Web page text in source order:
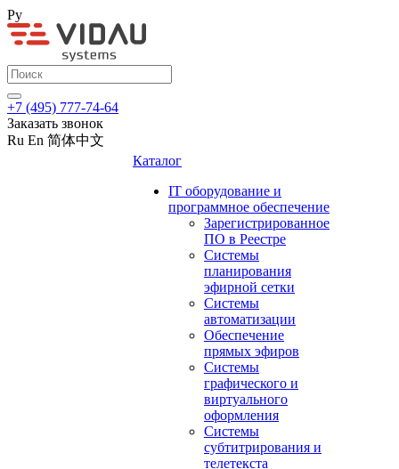
Ру
+7 (495) 777-74-64
Заказать звонок
Ru En 简体中文
Каталог
IT оборудование и
программное обеспечение
Зарегистрированное
ПО в Реестре
Системы
планирования
эфирной сетки
Системы
автоматизации
Обеспечение
прямых эфиров
Системы
графического и
виртуального
оформления
Системы
субтитрирования и
телетекста